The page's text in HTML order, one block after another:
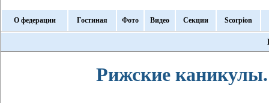
О федерации Гостиная Фото Видео Секции Scorpion
Рижские